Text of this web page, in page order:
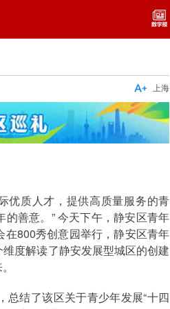
上海

优质人才，提供高质量服务的青
善意。” 今天下午，静安区青年
800秀创意园举行，静安区青年
度解读了静安发展型城区的创建
结了该区关于青少年发展“十四